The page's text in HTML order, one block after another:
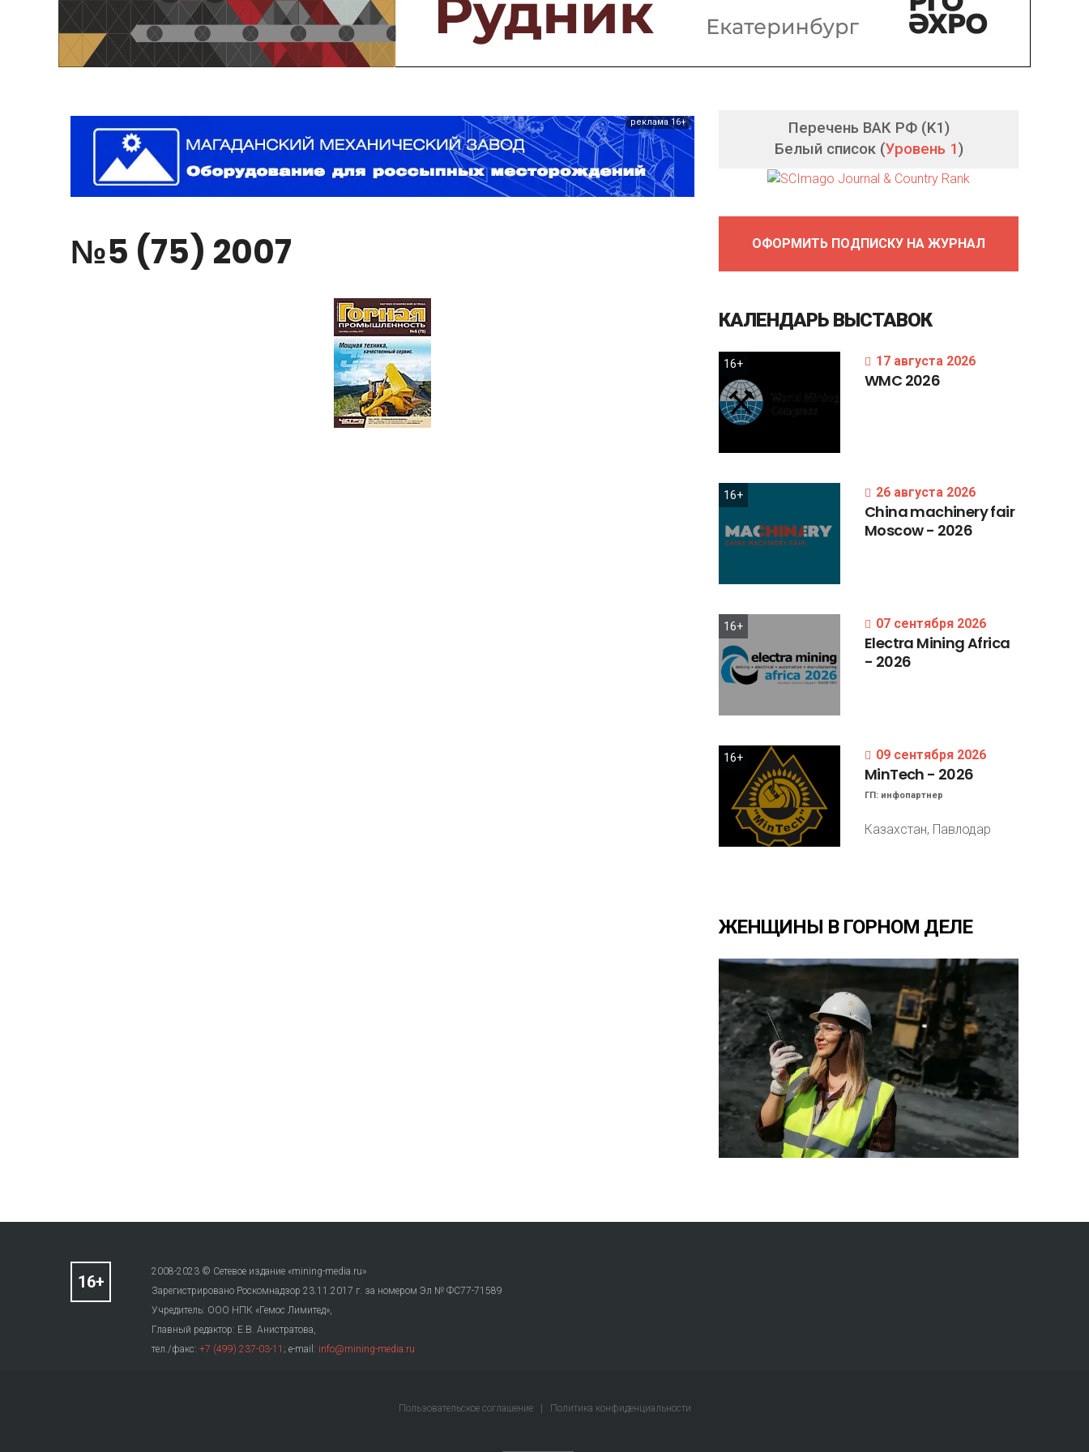
Предприятия и компании
Интервью
Выставки, Конференции
реклама 16+
№5 (75) 2007
Перечень ВАК РФ (K1)
Белый список (Уровень 1)
ОФОРМИТЬ ПОДПИСКУ НА ЖУРНАЛ
КАЛЕНДАРЬ ВЫСТАВОК
16+ 17 августа 2026
WMC 2026
16+ 26 августа 2026
Chinamachineryfair
Moscow- 2026
16+ 07 сентября 2026
Electra MiningAfrica
- 2026
16+ 09 сентября 2026
MinTech - 2026
ГП: инфопартнер
Казахстан, Павлодар
ЖЕНЩИНЫ В ГОРНОМ ДЕЛЕ
2008-2023 © Сетевое издание «mining-media.ru»
Зарегистрировано Роскомнадзор 23.11.2017 г. за номером Эл № ФС77-71589
Учредитель: ООО НПК «Гемос Лимитед»,
Главный редактор: Е.В. Анистратова,
тел./факс: +7 (499) 237-03-11 ; e-mail: info@mining-media.ru
Пользовательское соглашение Политика конфиденциальности